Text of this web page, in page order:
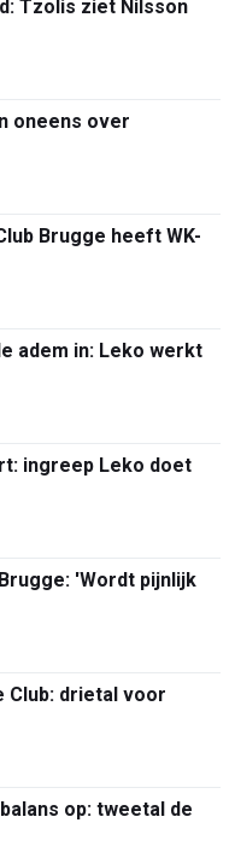
Tzolis ziet Nilsson
oneens over
Brugge heeft WK-
adem in: Leko werkt
ingreep Leko doet
'Wordt pijnlijk
Club: drietal voor
op: tweetal de